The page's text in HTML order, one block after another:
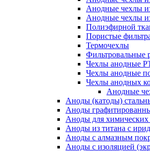
Анодные чехлы
Анодные чехлы
Полиэфирной
Пористые
Термочехлы
Фильтровальные
Чехлы анодные
Чехлы анодные
Чехлы анодных
Анодные
Аноды (катоды)
Аноды
Аноды для химических
Аноды из титана с
Аноды с алмазным
Аноды с изоляцией